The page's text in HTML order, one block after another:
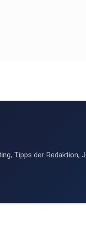
Tipps der Redaktion,